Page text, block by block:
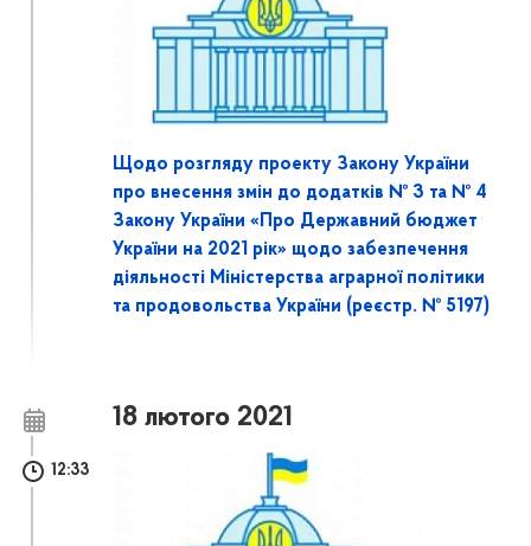
Щодо розгляду проекту Закону України
про внесення змін до додатків № 3 та № 4
Закону України «Про Державний бюджет
України на 2021 рік» щодо забезпечення
діяльності Міністерства аграрної політики
та продовольства України (реєстр. № 5197)
18 лютого 2021
12:33